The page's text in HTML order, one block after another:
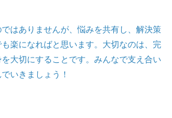
はありませんが、悩みを共有し、解決策
楽になればと思います。大切なのは、完
大切にすることです。みんなで支え合い
いきましょう！